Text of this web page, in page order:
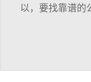
以，要找靠谱的